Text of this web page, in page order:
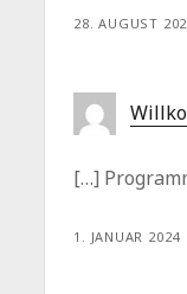
28. AUGUST
[…]
1. JANUAR 2024